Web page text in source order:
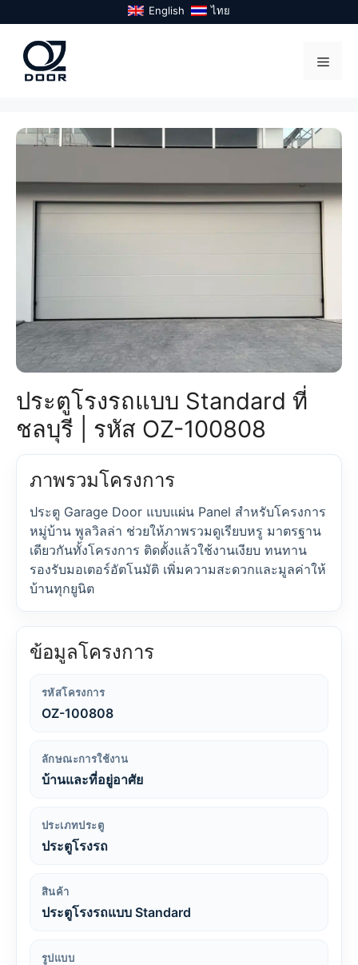
to
content
English ไทย
ประตูโรงรถแบบ Standard ที่
ชลบุรี | รหัส OZ-100808
ภาพรวมโครงการ
ประตู Garage Door แบบแผ่น Panel สำหรับโครงการ
หมู่บ้าน พูลวิลล่า ช่วยให้ภาพรวมดูเรียบหรู มาตรฐาน
เดียวกันทั้งโครงการ ติดตั้งแล้วใช้งานเงียบ ทนทาน
รองรับมอเตอร์อัตโนมัติ เพิ่มความสะดวกและมูลค่าให้
บ้านทุกยูนิต
ข้อมูลโครงการ
รหัสโครงการ
OZ-100808
ลักษณะการใช้งาน
บ้านและที่อยู่อาศัย
ประเภทประตู
ประตูโรงรถ
สินค้า
ประตูโรงรถแบบ Standard
รูปแบบ